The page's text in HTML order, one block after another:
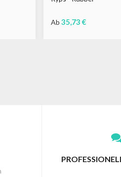
Ab 35,73 €